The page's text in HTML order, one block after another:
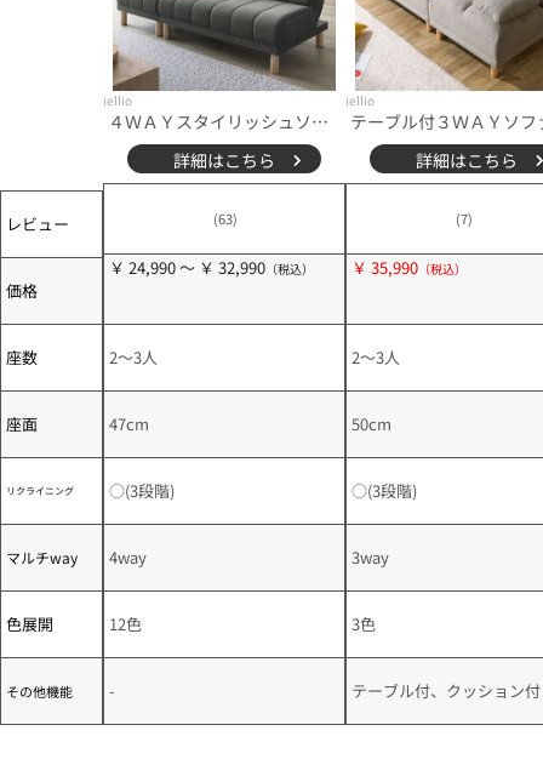
レビュー
価格
座数
座面
リクライニング
マルチway
色展開
その他機能
iellio
４ＷＡＹスタイリッシュソファベッド＜リクライニングソファ・カウチソファ・オットマンソファ・２人掛け・３人掛け・新生活＞
詳細はこちら
(63)
￥ 24,990 ～ ￥ 32,990
2～3人
47cm
○(3段階)
4way
12色
-
iellio
詳細はこちら
(7)
￥ 35,990
2～3人
50cm
○(3段階)
3way
3色
テーブル付、クッション付